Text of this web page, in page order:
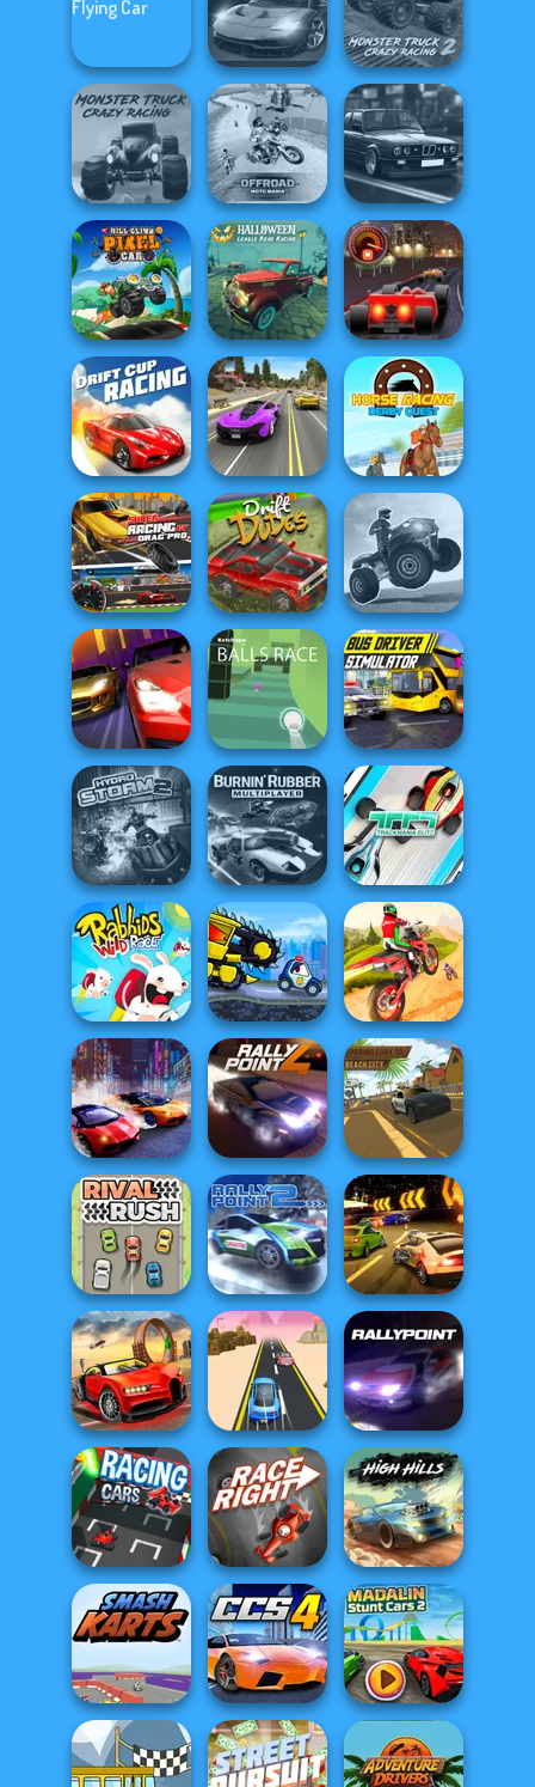
Real Street
Grand Extreme
Racing
Grand Cyber City
Ultimate Flying
Car
Night City Racing
Monster Truck
Crazy Racing 2
Monster Truck
Crazy Racing
Offroad Moto
Mania
Highway Cars
Traffic Racer
Hill Climb Pixel
Car
Halloween
Lonely Road
Racing
Sprint Club Nitro
Drift Cup Racing
Street Car Race
Ultimate
Horse Racing
Derby Quest
Super Racing GT:
Drag Pro
Drift Dudes
ATV Ultimate
OffRoad
Drag Racing City Balls Race
Bus Driver
Simulator
Hydro Storm 2
Burnin' Rubber
Multiplayer
TrackMania Blitz
Rabbids Wild
Race
Car Eats Car Evil
Cars
Dirt Bike Stunts
3D
Two Lambo
Rivals: Drift
Rally Point 4
Parking Fury 3D:
Beach City
Rival Rush Rally Point 2
Burnin' Rubber 5
XS
Top Speed
Racing 3D
Rush Race Rally Point
Racing Cars Race Right High Hills